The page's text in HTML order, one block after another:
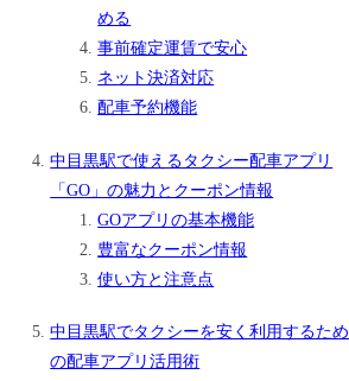
める
事前確定運賃で安心
ネット決済対応
配車予約機能
中目黒駅で使えるタクシー配車アプリ
「GO」の魅力とクーポン情報
GOアプリの基本機能
豊富なクーポン情報
使い方と注意点
中目黒駅でタクシーを安く利用するため
の配車アプリ活用術